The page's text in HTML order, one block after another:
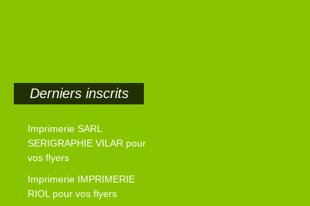
Derniers inscrits
Imprimerie SARL
SERIGRAPHIE VILAR pour
vos flyers
Imprimerie IMPRIMERIE
RIOL pour vos flyers